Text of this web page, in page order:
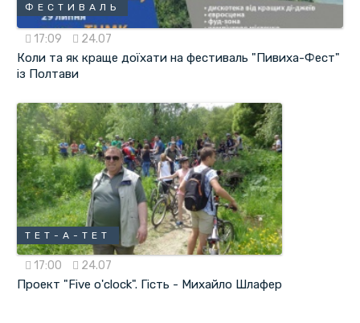
ФЕСТИВАЛЬ
17:09 24.07
Коли та як краще доїхати на фестиваль "Пивиха-Фест"
із Полтави
ТЕТ-А-ТЕТ
17:00 24.07
Проект "Five o'clock". Гість - Михайло Шлафер